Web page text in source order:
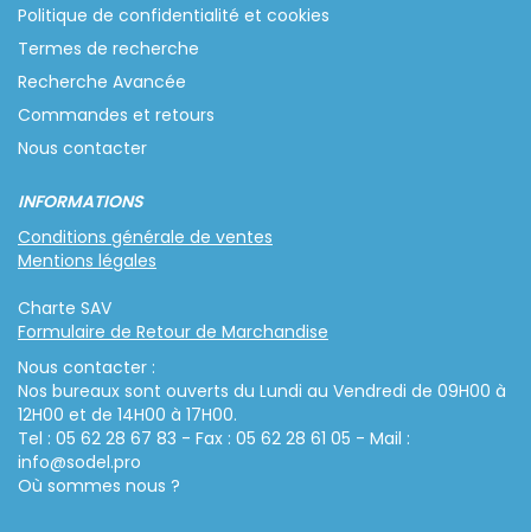
Politique de confidentialité et cookies
Termes de recherche
Recherche Avancée
Commandes et retours
Nous contacter
INFORMATIONS
Conditions générale de ventes
Mentions légales
Charte SAV
Formulaire de Retour de Marchandise
Nous contacter :
Nos bureaux sont ouverts du Lundi au Vendredi de 09H00 à
12H00 et de 14H00 à 17H00.
Tel : 05 62 28 67 83 - Fax : 05 62 28 61 05 - Mail :
info@sodel.pro
Où sommes nous ?